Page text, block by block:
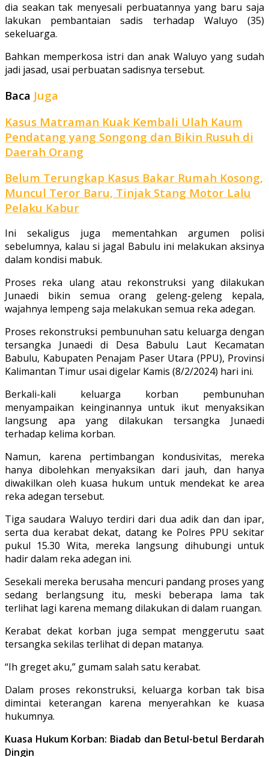
dia seakan tak menyesali perbuatannya yang baru saja
lakukan pembantaian sadis terhadap Waluyo (35)
sekeluarga.
Bahkan memperkosa istri dan anak Waluyo yang sudah
jadi jasad, usai perbuatan sadisnya tersebut.
Baca Juga
Kasus Matraman Kuak Kembali Ulah Kaum
Pendatang yang Songong dan Bikin Rusuh di
Daerah Orang
Belum Terungkap Kasus Bakar Rumah Kosong,
Muncul Teror Baru, Tinjak Stang Motor Lalu
Pelaku Kabur
Ini sekaligus juga mementahkan argumen polisi
sebelumnya, kalau si jagal Babulu ini melakukan aksinya
dalam kondisi mabuk.
Proses reka ulang atau rekonstruksi yang dilakukan
Junaedi bikin semua orang geleng-geleng kepala,
wajahnya lempeng saja melakukan semua reka adegan.
Proses rekonstruksi pembunuhan satu keluarga dengan
tersangka Junaedi di Desa Babulu Laut Kecamatan
Babulu, Kabupaten Penajam Paser Utara (PPU), Provinsi
Kalimantan Timur usai digelar Kamis (8/2/2024) hari ini.
Berkali-kali keluarga korban pembunuhan
menyampaikan keinginannya untuk ikut menyaksikan
langsung apa yang dilakukan tersangka Junaedi
terhadap kelima korban.
Namun, karena pertimbangan kondusivitas, mereka
hanya dibolehkan menyaksikan dari jauh, dan hanya
diwakilkan oleh kuasa hukum untuk mendekat ke area
reka adegan tersebut.
Tiga saudara Waluyo terdiri dari dua adik dan dan ipar,
serta dua kerabat dekat, datang ke Polres PPU sekitar
pukul 15.30 Wita, mereka langsung dihubungi untuk
hadir dalam reka adegan ini.
Sesekali mereka berusaha mencuri pandang proses yang
sedang berlangsung itu, meski beberapa lama tak
terlihat lagi karena memang dilakukan di dalam ruangan.
Kerabat dekat korban juga sempat menggerutu saat
tersangka sekilas terlihat di depan matanya.
“Ih greget aku,” gumam salah satu kerabat.
Dalam proses rekonstruksi, keluarga korban tak bisa
dimintai keterangan karena menyerahkan ke kuasa
hukumnya.
Kuasa Hukum Korban: Biadab dan Betul-betul Berdarah
Dingin